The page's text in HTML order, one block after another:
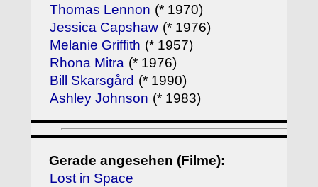
Thomas Lennon (* 1970)
Jessica Capshaw (* 1976)
Melanie Griffith (* 1957)
Rhona Mitra (* 1976)
Bill Skarsgård (* 1990)
Ashley Johnson (* 1983)
Gerade angesehen (Filme):
Lost in Space